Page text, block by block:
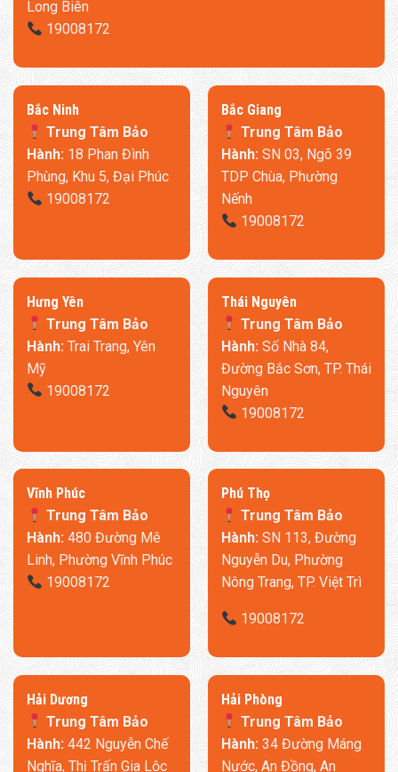
Ở ngăn đông mềm thực phẩm sẽ được làm lạnh ở khoảng -3
độ C. Tại mức nhiệt độ này thực phẩm sẽ giữ được đồ mềm
cũng như không bị đông đá và mất đi dưỡng chất. Nó cũng
rất tiện cho việc bạn phải chuẩn bị đồ ăn trong thời gian ngắn.
4. Thiết kế mang tính chất thẩm mỹ cao
Tủ lạnh Xiaomi 215L – BCD-215MDMJ05 thể hiện được
tính thẩm mỹ cao, cũng như những nét đặc trưng riêng của
Xiaomi. Thiết kế mang đậm tính Xiaomi, tối giản nhưng vẫn
sang trọng và đầy đủ tiện nghi cho người dùng.
Long Biên
19008172
​Bắc Ninh
Trung Tâm Bảo
Hành:18 Phan Đình
Phùng, Khu 5, Đại Phúc
19008172
​Bắc Giang
Trung Tâm Bảo
Hành:SN 03, Ngõ 39
TDP Chùa, Phường
Nếnh
19008172
​Hưng Yên
Trung Tâm Bảo
Hành: Trai Trang, Yên
Mỹ
19008172
Thái Nguyên
Trung Tâm Bảo
Hành: Số Nhà 84,
Đường Bắc Sơn, TP. Thái
Nguyên
19008172
​Vĩnh Phúc
Trung Tâm Bảo
Hành:480 Đường Mê
Linh, Phường Vĩnh Phúc
19008172
​Phú Thọ
Trung Tâm Bảo
Hành:SN 113, Đường
Nguyễn Du, Phường
Nông Trang, TP. Việt Trì
19008172
​Hải Dương
Trung Tâm Bảo
Hành: 442 Nguyễn Chế
Nghĩa, Thị Trấn Gia Lộc
​Hải Phòng
Trung Tâm Bảo
Hành: 34 Đường Máng
Nước, An Đồng, An